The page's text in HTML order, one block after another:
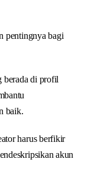
pentingnya bagi
berada di profil
baik.
harus berfikir
akun